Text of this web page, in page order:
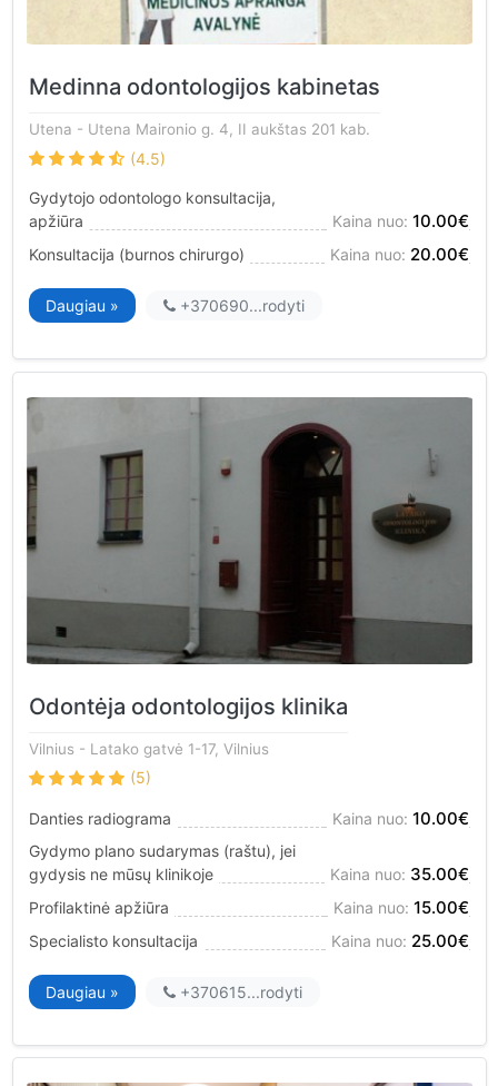
Medinna odontologijos kabinetas
Utena - Utena Maironio g. 4, II aukštas 201 kab.
(4.5)
Gydytojo odontologo konsultacija,
apžiūra
Kaina nuo: 10.00€
Konsultacija (burnos chirurgo) Kaina nuo: 20.00€
Daugiau » +370690...rodyti
Odontėja odontologijos klinika
Vilnius - Latako gatvė 1-17, Vilnius
(5)
Danties radiograma Kaina nuo: 10.00€
Gydymo plano sudarymas (raštu), jei
gydysis ne mūsų klinikoje
Kaina nuo: 35.00€
Profilaktinė apžiūra Kaina nuo: 15.00€
Specialisto konsultacija Kaina nuo: 25.00€
Daugiau » +370615...rodyti